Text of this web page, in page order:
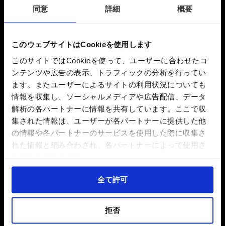
同意 詳細 概要
このウェブサイトはCookieを使用します
このサイトではCookieを使って、ユーザーに合わせたコ
ンテンツや広告の表示、トラフィックの分析を行ってい
ます。またユーザーによるサイトの利用状況についても
情報を収集し、ソーシャルメディアや広告配信、データ
解析の各パートナーに情報を共有しています。ここで収
集された情報は、ユーザーが各パートナーに提供した他
の情報や各パートナーのサービスを使用した際に収集さ
れた情報と組み合わされ、各パートナーによって使用さ
全て許可
拒否
秋田県内にお住まいの方限定で販売される「秋
田県プレミアムチケット」が、当施設でもご利
用いただけます。
・ご利用対象：秋田県内在住の方
紙チケット ：2026年4月1日（水）～ 10月